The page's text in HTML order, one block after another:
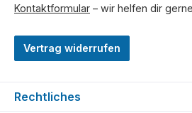
Kontaktformular – wir helfen dir
Vertrag widerrufen
Rechtliches